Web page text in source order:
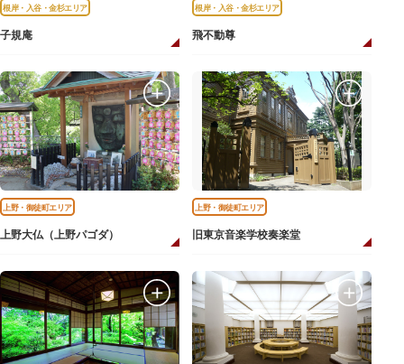
根岸・入谷・金杉エリア
子規庵
根岸・入谷・金杉エリア
飛不動尊
上野・御徒町エリア
上野大仏（上野パゴダ）
上野・御徒町エリア
旧東京音楽学校奏楽堂